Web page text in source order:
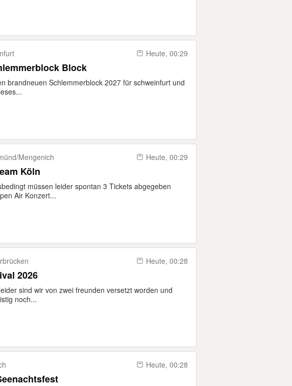
Heute, 00:29
Block
brandneuen Schlemmerblock 2027 für schweinfurt und
​Mengenich Heute, 00:29
Köln
müssen leider spontan 3 Tickets abgegeben
Air Konzert...
Heute, 00:28
2026
sind wir von zwei freunden versetzt worden und
noch...
Heute, 00:28